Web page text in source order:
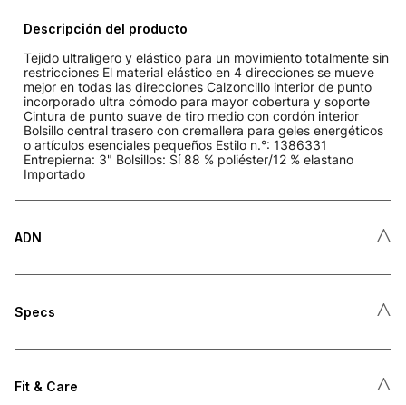
Descripción del producto
Tejido ultraligero y elástico para un movimiento totalmente sin
restricciones El material elástico en 4 direcciones se mueve
mejor en todas las direcciones Calzoncillo interior de punto
incorporado ultra cómodo para mayor cobertura y soporte
Cintura de punto suave de tiro medio con cordón interior
Bolsillo central trasero con cremallera para geles energéticos
o artículos esenciales pequeños Estilo n.°: 1386331
Entrepierna: 3" Bolsillos: Sí 88 % poliéster/12 % elastano
Importado
ADN ˄
Specs ˄
Fit & Care ˄